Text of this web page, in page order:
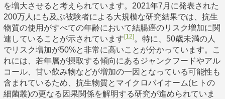
を増大させると考えられています。2021年7月に発表された
200万人にも及ぶ被験者による大規模な研究結果では、抗生
物質の使用がすべての年齢において結腸癌のリスク増加に関
連していることが示されています [12]。特に、50歳未満の人
でリスク増加が50%と非常に高いことが分かっています。こ
れには、若年層が摂取する傾向にあるジャンクフードやアル
コール、甘い飲み物などが増加の一因となっている可能性も
含まれているため、抗生物質とマイクロバイオーム(ヒトの
細菌叢)の更なる因果関係を解明する研究が進められていま